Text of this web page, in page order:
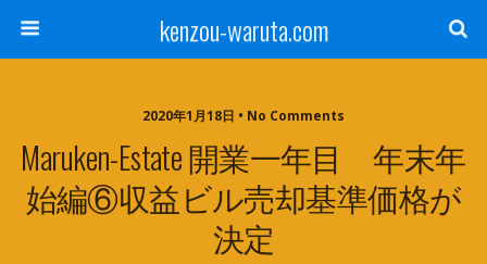
kenzou-waruta.com
2020年1月18日 • No Comments
Maruken-Estate 開業一年目 年末年
始編⑥収益ビル売却基準価格が
決定